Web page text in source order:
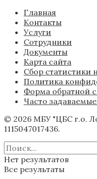
Главная
Контакты
Услуги
Сотрудники
Документы
Карта сайта
Сбор статистики
Политика
Форма обратной
Часто
© 2026 МБУ "ЦБС г.о.
1115047017436.
Нет результатов
Все результаты